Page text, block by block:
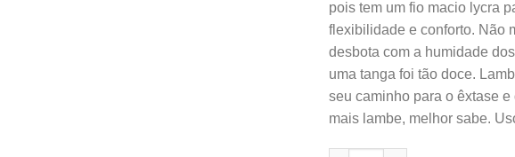
pois tem um fio macio lycra
flexibilidade e conforto. Não
desbota com a humidade
uma tanga foi tão doce.
seu caminho para o êxtase
mais lambe, melhor sabe.